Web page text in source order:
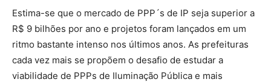
Estima-se que o mercado de PPP´s de IP seja superior a
R$ 9 bilhões por ano e projetos foram lançados em um
ritmo bastante intenso nos últimos anos. As prefeituras
cada vez mais se propõem o desafio de estudar a
viabilidade de PPPs de Iluminação Pública e mais